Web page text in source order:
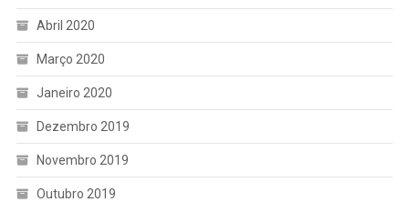
Abril 2020
Março 2020
Janeiro 2020
Dezembro 2019
Novembro 2019
Outubro 2019